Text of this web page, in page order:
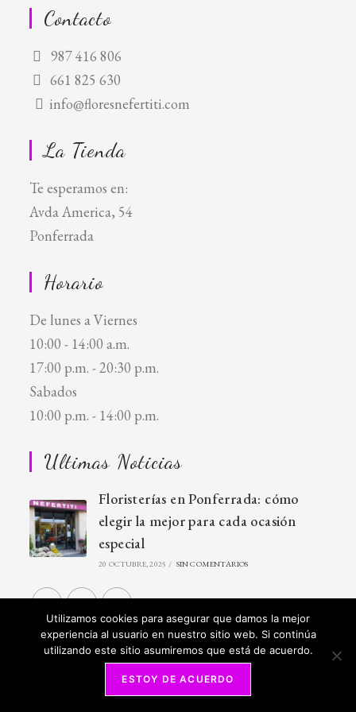
Contacto
987 416 806
661 825 630
info@floresnefertiti.com
La Tienda
Te esperamos en:
Avda America, 54
Ponferrada
Horario
De lunes a Viernes
10:00 - 14:00 a.m.
17:00 p.m. - 20:30 p.m.
Sabados
10:00 p.m. - 14:00 p.m.
Ultimas Noticias
Floristerías en Ponferrada: cómo
elegir la mejor para cada ocasión
especial
20 OCTUBRE, 2025 / SIN COMENTARIOS
2018 © Flores Nefertiti - Todos los derechos reservados -
Legal
Utilizamos cookies para asegurar que damos la mejor
experiencia al usuario en nuestro sitio web. Si continúa
utilizando este sitio asumiremos que está de acuerdo.
ESTOY DE ACUERDO